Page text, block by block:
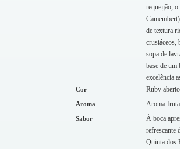
requeijão,
de textura
crustáceos,
sopa de
base de um
excelência
Cor Ruby
Aroma Aroma
Sabor
À boca
refrescante
Quinta dos